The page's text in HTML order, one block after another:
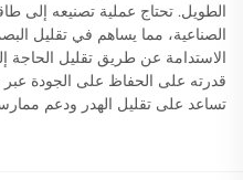
الطويل. تحتاج عملية تصنيعه إلى
الصناعية، مما يساهم في تقليل
الاستدامة عن طريق تقليل الحاجة
قدرته على الحفاظ على الجودة
تساعد على تقليل الهدر ودعم